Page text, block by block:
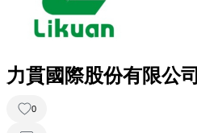
力貫國際股份有限公司
0